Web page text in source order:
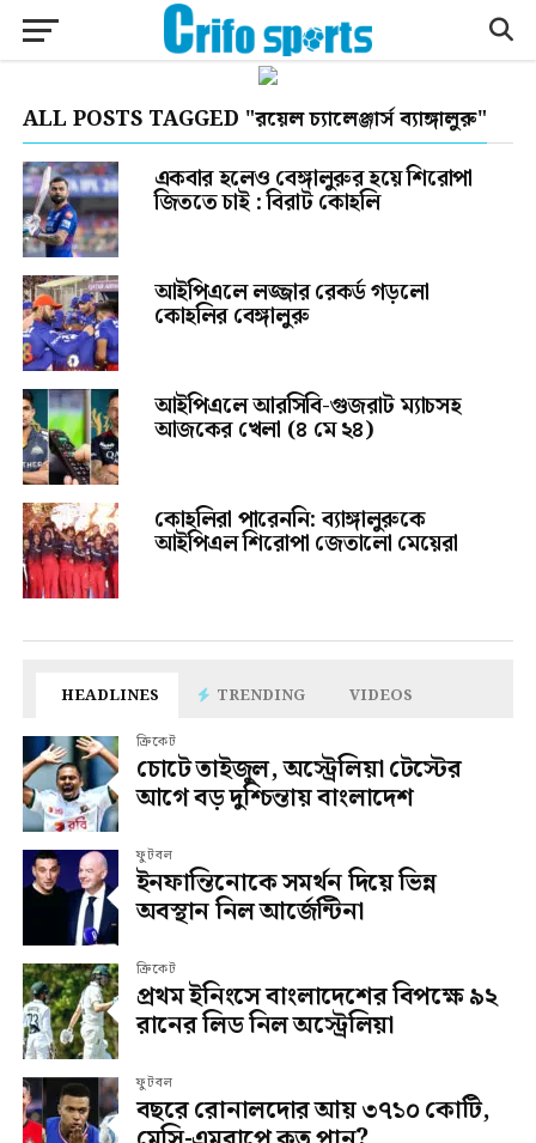
ALL POSTS TAGGED "রয়েল চ্যালেঞ্জার্স ব্যাঙ্গালুরু"
একবার হলেও বেঙ্গালুরুর হয়ে শিরোপা
জিততে চাই : বিরাট কোহলি
আইপিএলে লজ্জার রেকর্ড গড়লো
কোহলির বেঙ্গালুরু
আইপিএলে আরসিবি-গুজরাট ম্যাচসহ
আজকের খেলা (৪ মে ২৪)
কোহলিরা পারেননি: ব্যাঙ্গালুরুকে
আইপিএল শিরোপা জেতালো মেয়েরা
HEADLINES TRENDING VIDEOS
ক্রিকেট
চোটে তাইজুল, অস্ট্রেলিয়া টেস্টের
আগে বড় দুশ্চিন্তায় বাংলাদেশ
ফুটবল
ইনফান্তিনোকে সমর্থন দিয়ে ভিন্ন
অবস্থান নিল আর্জেন্টিনা
ক্রিকেট
প্রথম ইনিংসে বাংলাদেশের বিপক্ষে ৯২
রানের লিড নিল অস্ট্রেলিয়া
ফুটবল
বছরে রোনালদোর আয় ৩৭১০ কোটি,